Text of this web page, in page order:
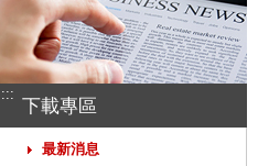
:::
下載專區
最新消息